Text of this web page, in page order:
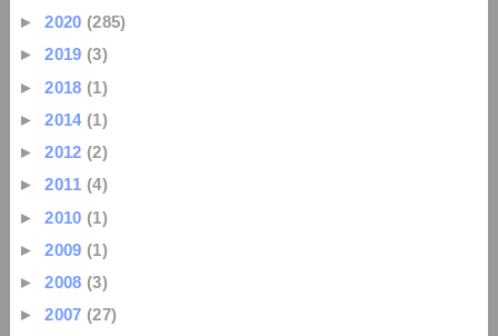
►2020 (285)
►2019 (3)
►2018 (1)
►2014 (1)
►2012 (2)
►2011 (4)
►2010 (1)
►2009 (1)
►2008 (3)
►2007 (27)